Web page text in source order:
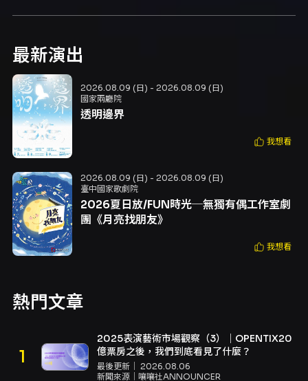
最新演出
2026.08.09 (日) - 2026.08.09 (日)
國家兩廳院
透明邊界
我想看
2026.08.09 (日) - 2026.08.09 (日)
臺中國家歌劇院
2026夏日放/FUN時光─無獨有偶工作室劇
團《月亮找朋友》
我想看
熱門文章
2025表演藝術市場觀察（3）｜OPENTIX20
億票房之後，我們到底看見了什麼？
最後更新｜ 2026.08.06
新聞來源｜ 嚷嚷社ANNOUNCER